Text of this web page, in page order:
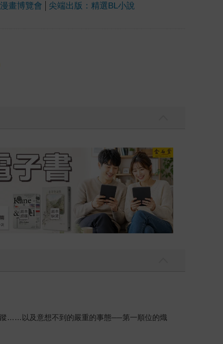
畫博覽會 尖端出版：精選BL小說
點〉第二波
蹤……以及意想不到的嚴重的事態──第一順位的熾